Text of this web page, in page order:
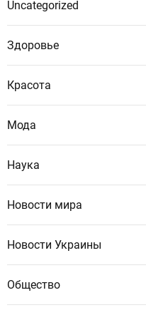
Uncategorized
Здоровье
Красота
Мода
Наука
Новости мира
Новости Украины
Общество